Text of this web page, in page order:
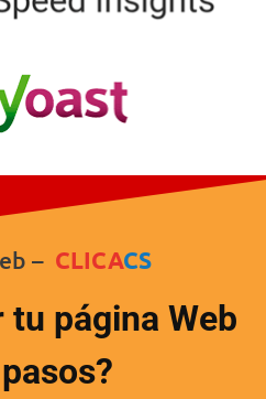
– CLICACS
tu página Web